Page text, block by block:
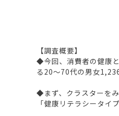
【調査概要】
◆今回、消費者の健康
る20～70代の男女
◆まず、クラスターを
「健康リテラシータイ